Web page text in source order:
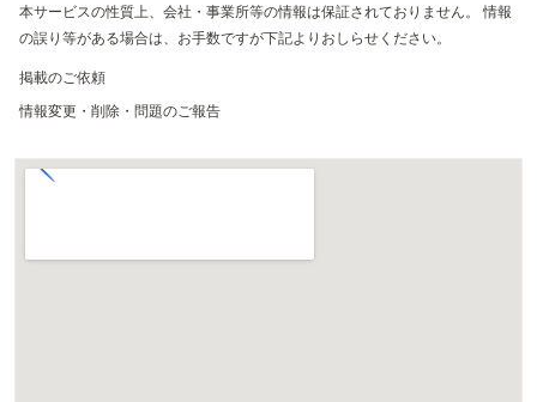
本サービスの性質上、会社・事業所等の情報は保証されておりません。 情報
の誤り等がある場合は、お手数ですが下記よりおしらせください。
掲載のご依頼
情報変更・削除・問題のご報告